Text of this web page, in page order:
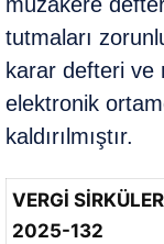
tutmaları
karar defteri ve
elektronik
kaldırılmıştır.
VERGİ
2025-132